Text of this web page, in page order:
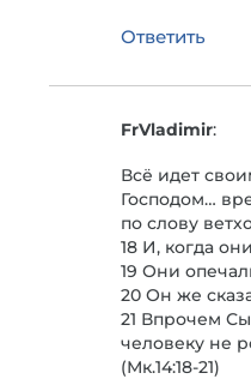
Ответить
FrVladimir:
Всё идет
Господом…
по слову
18 И, когда
19 Они
20 Он же
21 Впрочем
человеку не
(Мк.14:18-21)